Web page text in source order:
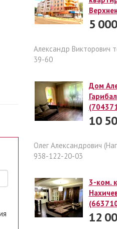
5
Александр Викторович
39-60
Дом
10
Олег Александрович
938-122-20-03
3-ком.
12